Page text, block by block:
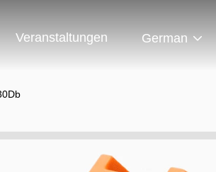
Veranstaltungen German